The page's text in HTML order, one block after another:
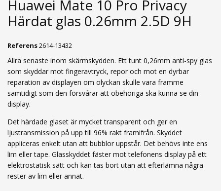
Huawei Mate 10 Pro Privacy
Härdat glas 0.26mm 2.5D 9H
Referens2614-13432
Allra senaste inom skärmskydden. Ett tunt 0,26mm anti-spy glas
som skyddar mot fingeravtryck, repor och mot en dyrbar
reparation av displayen om olyckan skulle vara framme
samtidigt som den försvårar att obehöriga ska kunna se din
display.
Det härdade glaset är mycket transparent och ger en
ljustransmission på upp till 96% rakt framifrån. Skyddet
appliceras enkelt utan att bubblor uppstår. Det behövs inte ens
lim eller tape. Glasskyddet fäster mot telefonens display på ett
elektrostatisk sätt och kan tas bort utan att efterlämna några
rester av lim eller annat.